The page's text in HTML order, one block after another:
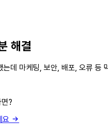
해결
데 마케팅, 보안, 배포, 오류 등
?
요